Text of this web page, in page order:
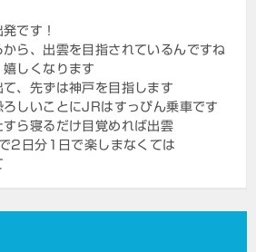
です！
ら、出雲を目指されているんですね
しくなります
、先ずは神戸を目指します
しいことにJRはすっぴん乗車です
ら寝るだけ目覚めれば出雲
2日分1日で楽しまなくては